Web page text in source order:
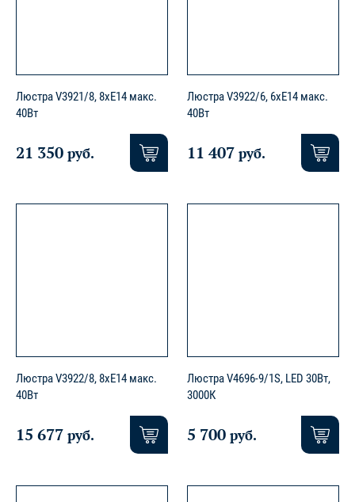
Люстра V3921/8, 8xE14 макс.
40Вт
21 350 руб.
Люстра V3922/6, 6xE14 макс.
40Вт
11 407 руб.
Люстра V3922/8, 8xE14 макс.
40Вт
15 677 руб.
Люстра V4696-9/1S, LED 30Вт,
3000К
5 700 руб.